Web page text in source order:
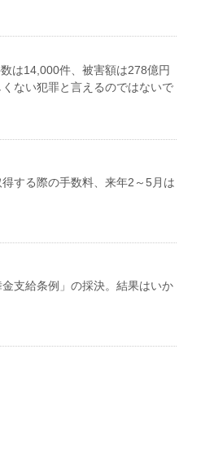
は14,000件、被害額は278億円
ない犯罪と言えるのではないで
する際の手数料、来年2～5月は
支給条例」の採決。結果はいか